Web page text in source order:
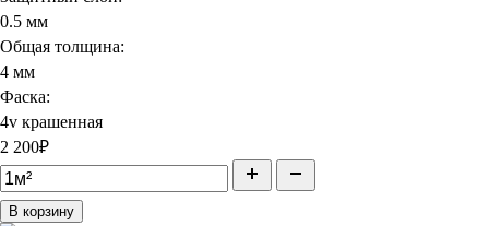
0.5 мм
Общая толщина:
4 мм
Фаска:
4v крашенная
2 200₽
В корзину